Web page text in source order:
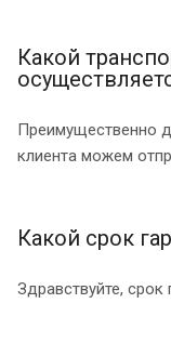
Какой
Преимущественно
клиента можем
Какой срок
Здравствуйте, срок